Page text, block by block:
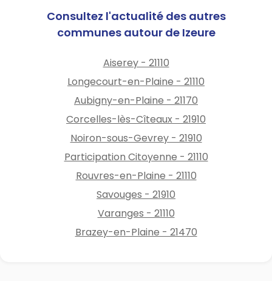
Consultez l'actualité des autres
communes autour de Izeure
Aiserey - 21110
Longecourt-en-Plaine - 21110
Aubigny-en-Plaine - 21170
Corcelles-lès-Cîteaux - 21910
Noiron-sous-Gevrey - 21910
Participation Citoyenne - 21110
Rouvres-en-Plaine - 21110
Savouges - 21910
Varanges - 21110
Brazey-en-Plaine - 21470